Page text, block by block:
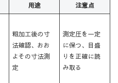
用途 注意点
粗加工後の寸
法確認、おお
よその寸法測
定
測定圧を一定
に保つ、目盛
りを正確に読
み取る